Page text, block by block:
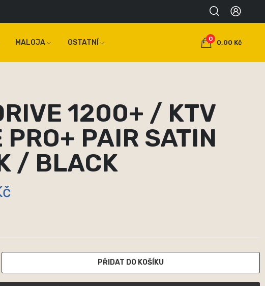
MALOJA OSTATNÍ 0,00 Kč
0
1200+ / KTV
PRO+ PAIR SATIN
/ BLACK
PŘIDAT DO KOŠÍKU